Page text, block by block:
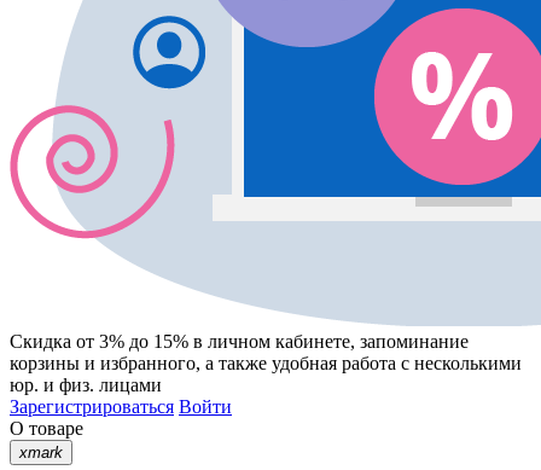
Скидка от 3% до 15% в личном кабинете, запоминание
корзины и избранного, а также удобная работа с несколькими
юр. и физ. лицами
Зарегистрироваться Войти
О товаре
xmark